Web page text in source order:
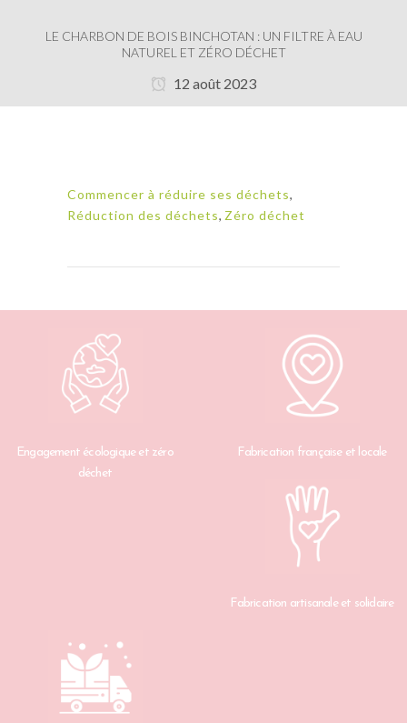
LE CHARBON DE BOIS BINCHOTAN : UN FILTRE À EAU
NATUREL ET ZÉRO DÉCHET
12 août 2023
Commencer à réduire ses déchets,
Réduction des déchets, Zéro déchet
Engagement écologique et zéro
déchet
Fabrication française et locale
Fabrication artisanale et solidaire